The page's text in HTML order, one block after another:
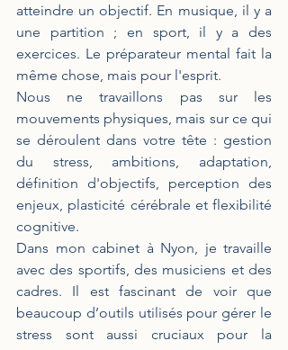
atteindre un objectif. En musique, il y a
une partition ; en sport, il y a des
exercices. Le préparateur mental fait la
même chose, mais pour l'esprit.
Nous ne travaillons pas sur les
mouvements physiques, mais sur ce qui
se déroulent dans votre tête : gestion
du stress, ambitions, adaptation,
définition d'objectifs, perception des
enjeux, plasticité cérébrale et flexibilité
cognitive.
Dans mon cabinet à Nyon, je travaille
avec des sportifs, des musiciens et des
cadres. Il est fascinant de voir que
beaucoup d’outils utilisés pour gérer le
stress sont aussi cruciaux pour la